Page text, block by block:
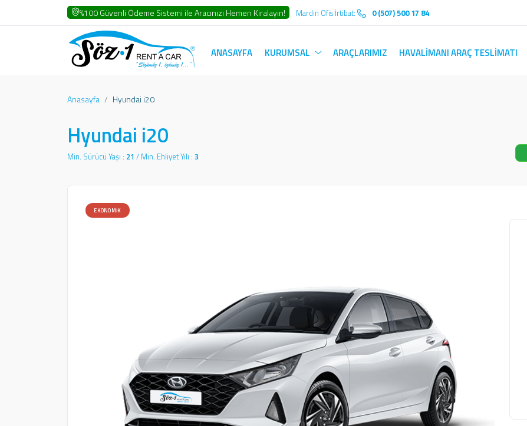
%100 Güvenli Ödeme Sistemi ile Aracınızı Hemen Kiralayın! Mardin Ofis İrtibat: 0 (507) 500 17 84
ANASAYFA KURUMSAL ARAÇLARIMIZ HAVALİMANI ARAÇ TESLİMATI
Anasayfa Hyundai i20
Hyundai i20
Min. Sürücü Yaşı : 21 / Min. Ehliyet Yılı : 3
EKONOMIK